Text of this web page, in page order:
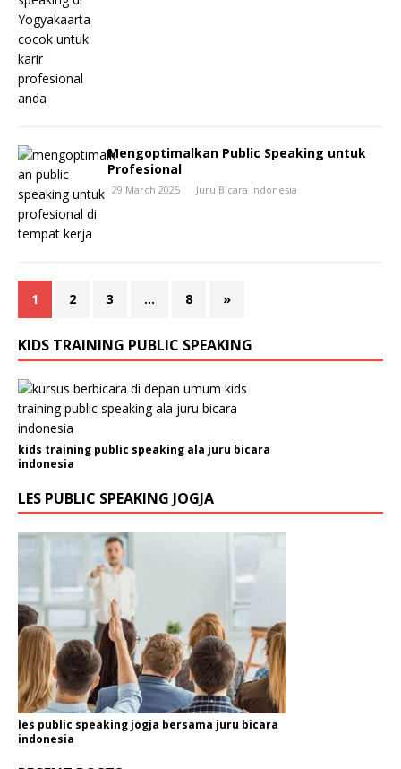
Mengoptimalkan Public Speaking untuk
Profesional
29 March 2025 Juru Bicara Indonesia
1 2 3 … 8 »
KIDS TRAINING PUBLIC SPEAKING
kids training public speaking ala juru bicara
indonesia
LES PUBLIC SPEAKING JOGJA
les public speaking jogja bersama juru bicara
indonesia